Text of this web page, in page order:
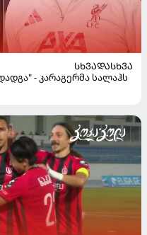
ᲡᲮᲕᲐᲓᲐᲡᲮᲕᲐ
- კარაგერმა სალაჰს